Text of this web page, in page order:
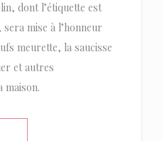
dont l’étiquette est
mise à l’honneur
meurette, la saucisse
et autres
maison.
UNE NOUVELLE